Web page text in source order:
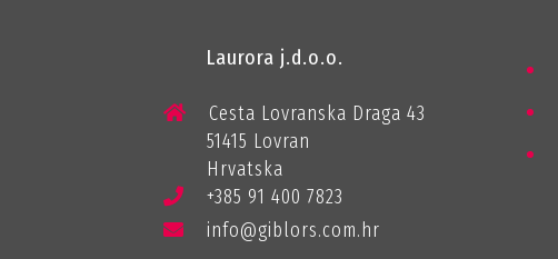
Laurora j.d.o.o.
Cesta Lovranska Draga 43
51415 Lovran
Hrvatska
+385 91 400 7823
info@giblors.com.hr